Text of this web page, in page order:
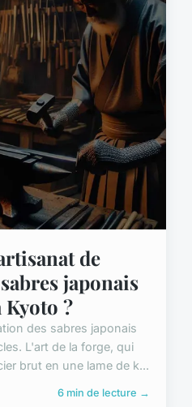
de
japonais
?
des sabres japonais
L'art de la forge, qui
brut en une lame de k...
6 min de lecture →